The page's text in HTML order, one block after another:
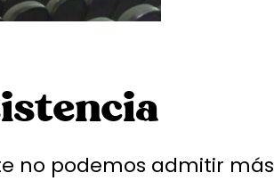
no podemos admitir más